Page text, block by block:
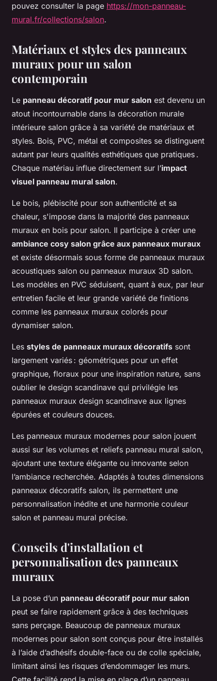
pouvez consulter la page https://mon-panneau-
mural.fr/collections/salon.
Matériaux et styles des panneaux
muraux pour un salon
contemporain
Le panneau décoratif pour mur salon est devenu un
atout incontournable dans la décoration murale
intérieure salon grâce à sa variété de matériaux et
styles. Bois, PVC, métal et composites se distinguent
autant par leurs qualités esthétiques que pratiques .
Chaque matériau influe directement sur l’impact
visuel panneau mural salon.
Le bois, plébiscité pour son authenticité et sa
chaleur, s'impose dans la majorité des panneaux
muraux en bois pour salon. Il participe à créer une
ambiance cosy salon grâce aux panneaux muraux
et existe désormais sous forme de panneaux muraux
acoustiques salon ou panneaux muraux 3D salon.
Les modèles en PVC séduisent, quant à eux, par leur
entretien facile et leur grande variété de finitions
comme les panneaux muraux colorés pour
dynamiser salon.
Les styles de panneaux muraux décoratifs sont
largement variés : géométriques pour un effet
graphique, floraux pour une inspiration nature, sans
oublier le design scandinave qui privilégie les
panneaux muraux design scandinave aux lignes
épurées et couleurs douces.
Les panneaux muraux modernes pour salon jouent
aussi sur les volumes et reliefs panneau mural salon,
ajoutant une texture élégante ou innovante selon
l’ambiance recherchée. Adaptés à toutes dimensions
panneaux décoratifs salon, ils permettent une
personnalisation inédite et une harmonie couleur
salon et panneau mural précise.
Conseils d'installation et
personnalisation des panneaux
muraux
La pose d’un panneau décoratif pour mur salon
peut se faire rapidement grâce à des techniques
sans perçage. Beaucoup de panneaux muraux
modernes pour salon sont conçus pour être installés
à l’aide d’adhésifs double-face ou de colle spéciale,
limitant ainsi les risques d’endommager les murs.